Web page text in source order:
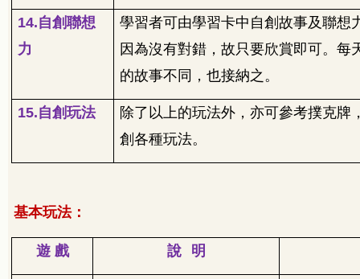
14.自創聯想
力
學習者可由學習卡中自創故事及聯想
因為沒有對錯，故只要欣賞即可。每
的故事不同，也接納之。
15.自創玩法
除了以上的玩法外，亦可參考撲克牌
創各種玩法。
基本玩法：
遊 戲 說 明